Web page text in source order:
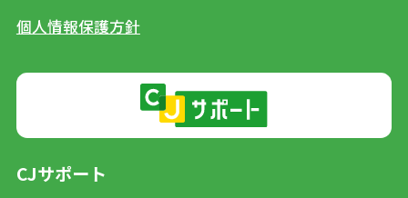
個人情報保護方針
CJサポート